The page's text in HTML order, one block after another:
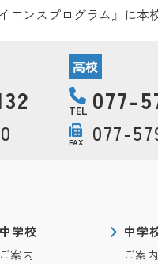
エンスプログラム』に本
高校
TEL 077-
FAX 077-
中学校
ご案内
中学
ご案内